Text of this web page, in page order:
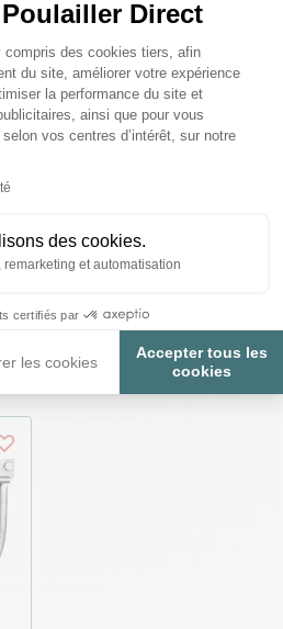
Direct
du
des cookies tiers, afin
du site, améliorer votre expérience
la performance du site et
ainsi que pour vous
vos centres d’intérêt, sur notre
des cookies.
et automatisation
certifiés par
les cookies
Accepter tous les
cookies
consent
petite gouttière et
contrepoids - River
28/08/2026
22,90 €